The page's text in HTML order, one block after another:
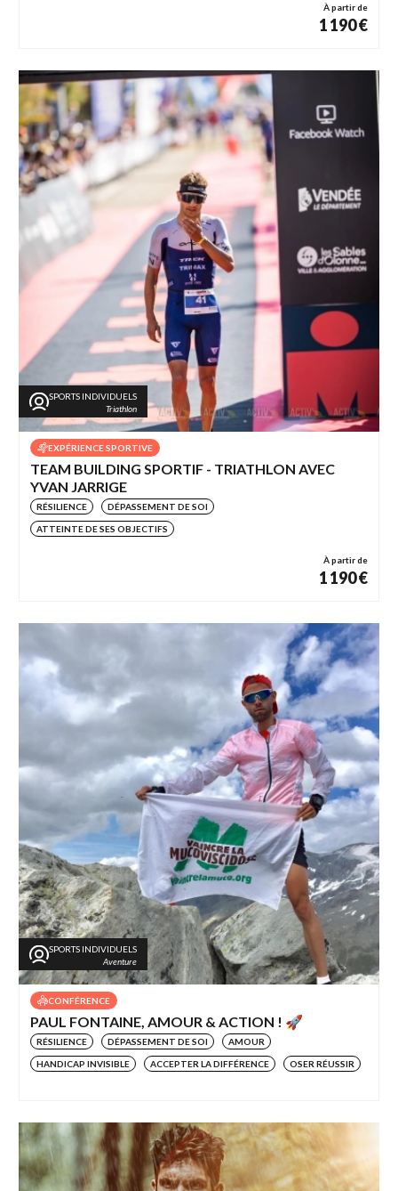
À partir de
1 190 €
SPORTS INDIVIDUELS
Triathlon
EXPÉRIENCE SPORTIVE
TEAM BUILDING SPORTIF - TRIATHLON AVEC
YVAN JARRIGE
RÉSILIENCE DÉPASSEMENT DE SOI
ATTEINTE DE SES OBJECTIFS
À partir de
1 190 €
SPORTS INDIVIDUELS
Aventure
CONFÉRENCE
PAUL FONTAINE, AMOUR & ACTION ! 🚀
RÉSILIENCE DÉPASSEMENT DE SOI AMOUR
HANDICAP INVISIBLE ACCEPTER LA DIFFÉRENCE OSER RÉUSSIR